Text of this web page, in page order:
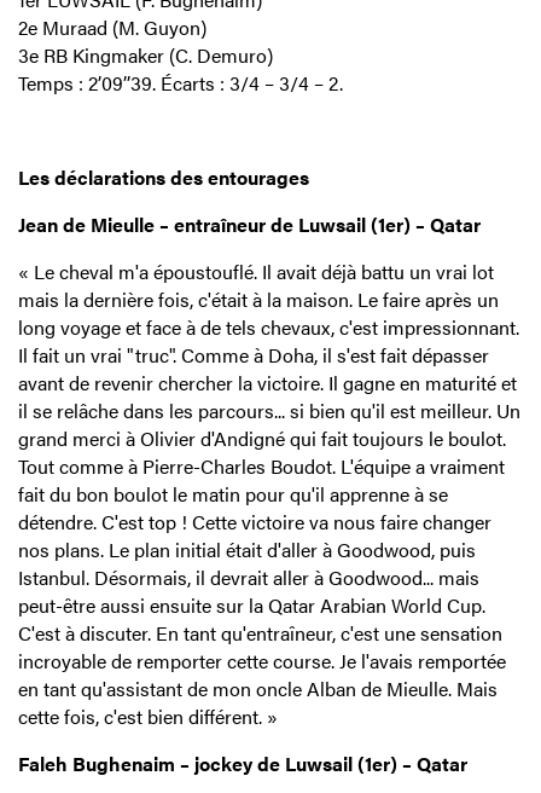
2e Muraad (M. Guyon)
3e RB Kingmaker (C. Demuro)
Temps : 2’09’’39. Écarts : 3/4 – 3/4 – 2.
Les déclarations des entourages
Jean de Mieulle – entraîneur de Luwsail (1er) – Qatar
« Le cheval m'a époustouflé. Il avait déjà battu un vrai lot
mais la dernière fois, c'était à la maison. Le faire après un
long voyage et face à de tels chevaux, c'est impressionnant.
Il fait un vrai "truc". Comme à Doha, il s'est fait dépasser
avant de revenir chercher la victoire. Il gagne en maturité et
il se relâche dans les parcours... si bien qu'il est meilleur. Un
grand merci à Olivier d'Andigné qui fait toujours le boulot.
Tout comme à Pierre-Charles Boudot. L'équipe a vraiment
fait du bon boulot le matin pour qu'il apprenne à se
détendre. C'est top ! Cette victoire va nous faire changer
nos plans. Le plan initial était d'aller à Goodwood, puis
Istanbul. Désormais, il devrait aller à Goodwood... mais
peut-être aussi ensuite sur la Qatar Arabian World Cup.
C'est à discuter. En tant qu'entraîneur, c'est une sensation
incroyable de remporter cette course. Je l'avais remportée
en tant qu'assistant de mon oncle Alban de Mieulle. Mais
cette fois, c'est bien différent. »
Faleh Bughenaim – jockey de Luwsail (1er) – Qatar